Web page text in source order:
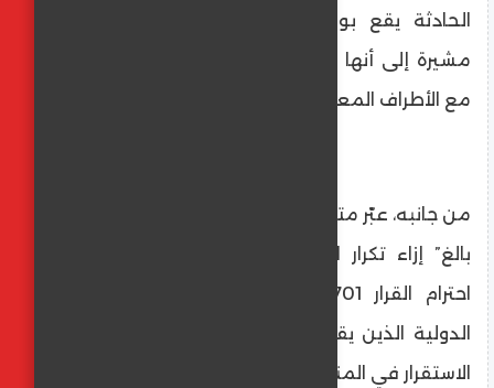
الحادثة يقع بوضوح داخل الأراضي اللبنانية،
مشيرة إلى أنها فتحت تحقيقاً عاجلاً وتواصلت
مع الأطراف المعنية لـ“منع تدهور الوضع”.
من جانبه، عبّر متحدث باسم اليونيفيل عن “قلق
بالغ” إزاء تكرار الخروقات، مشدداً على ضرورة
الدولية الذين يقومون بمهامهم للحفاظ على
الاستقرار في المنطقة.